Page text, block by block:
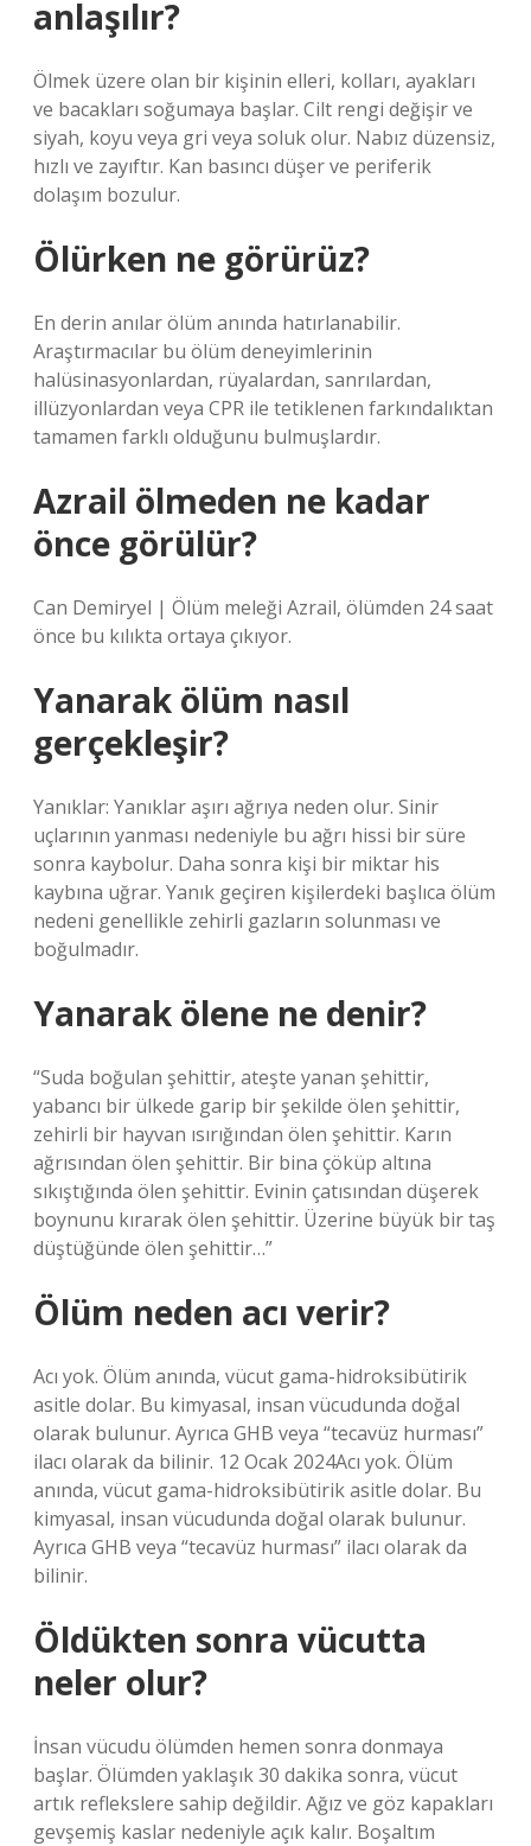
anlaşılır?
Ölmek üzere olan bir kişinin elleri, kolları, ayakları
ve bacakları soğumaya başlar. Cilt rengi değişir ve
siyah, koyu veya gri veya soluk olur. Nabız düzensiz,
hızlı ve zayıftır. Kan basıncı düşer ve periferik
dolaşım bozulur.
Ölürken ne görürüz?
En derin anılar ölüm anında hatırlanabilir.
Araştırmacılar bu ölüm deneyimlerinin
halüsinasyonlardan, rüyalardan, sanrılardan,
illüzyonlardan veya CPR ile tetiklenen farkındalıktan
tamamen farklı olduğunu bulmuşlardır.
Azrail ölmeden ne kadar
önce görülür?
Can Demiryel | Ölüm meleği Azrail, ölümden 24 saat
önce bu kılıkta ortaya çıkıyor.
Yanarak ölüm nasıl
gerçekleşir?
Yanıklar: Yanıklar aşırı ağrıya neden olur. Sinir
uçlarının yanması nedeniyle bu ağrı hissi bir süre
sonra kaybolur. Daha sonra kişi bir miktar his
kaybına uğrar. Yanık geçiren kişilerdeki başlıca ölüm
nedeni genellikle zehirli gazların solunması ve
boğulmadır.
Yanarak ölene ne denir?
“Suda boğulan şehittir, ateşte yanan şehittir,
yabancı bir ülkede garip bir şekilde ölen şehittir,
zehirli bir hayvan ısırığından ölen şehittir. Karın
ağrısından ölen şehittir. Bir bina çöküp altına
sıkıştığında ölen şehittir. Evinin çatısından düşerek
boynunu kırarak ölen şehittir. Üzerine büyük bir taş
düştüğünde ölen şehittir…”
Ölüm neden acı verir?
Acı yok. Ölüm anında, vücut gama-hidroksibütirik
asitle dolar. Bu kimyasal, insan vücudunda doğal
olarak bulunur. Ayrıca GHB veya “tecavüz hurması”
ilacı olarak da bilinir. 12 Ocak 2024Acı yok. Ölüm
anında, vücut gama-hidroksibütirik asitle dolar. Bu
kimyasal, insan vücudunda doğal olarak bulunur.
Ayrıca GHB veya “tecavüz hurması” ilacı olarak da
bilinir.
Öldükten sonra vücutta
neler olur?
İnsan vücudu ölümden hemen sonra donmaya
başlar. Ölümden yaklaşık 30 dakika sonra, vücut
artık reflekslere sahip değildir. Ağız ve göz kapakları
gevşemiş kaslar nedeniyle açık kalır. Boşaltım